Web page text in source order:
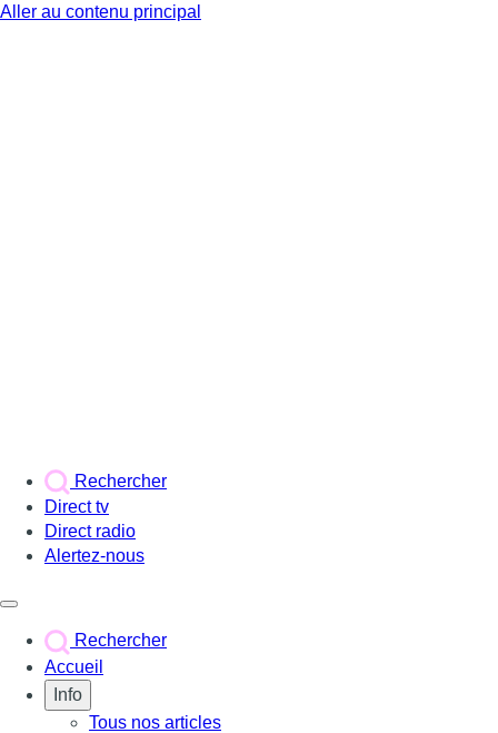
Aller au contenu principal
Rechercher
Direct tv
Direct radio
Alertez-nous
Rechercher
Accueil
Info
Tous nos articles